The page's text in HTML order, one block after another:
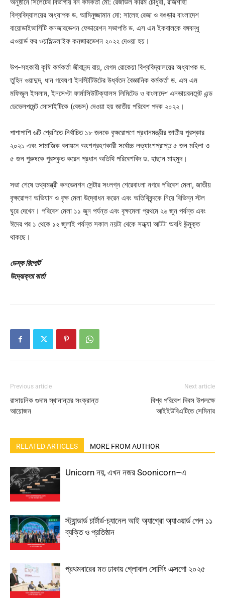
অনুষ্ঠানে সিলেটের বিভাগীয় বন কর্মকর্তা মো: রেজাউল করিম চৌধুরী, রাজশাহী
বিশ্ববিদ্যালয়ের অধ্যাপক ড. আমিনুজ্জামান মো: সালেহ রেজা ও বগুড়ার বাংলাদেশ
বায়োডাইভার্সিটি কনজারভেশন ফেডারেশন সভাপতি ড. এস এম ইকবালকে বঙ্গবন্ধু
এওয়ার্ড ফর ওয়াইল্ডলাইফ কনজারভেশন ২০২২ দেওয়া হয়।
উপ-সহকারী কৃষি কর্মকর্তা জীবানন্দ রায়, বেগম রোকেয়া বিশ্ববিদ্যালয়ের অধ্যাপক ড.
তুহিন ওয়াদুদ, ধান গবেষণা ইনস্টিটিউটের উর্ধ্বতন বৈজ্ঞানিক কর্মকর্তা ড. এস এম
মফিজুল ইসলাম, ইনসেপ্টা ফার্মাসিউটিক্যালস লিমিটেড ও বাংলাদেশ এনভায়রনমেন্ট এন্ড
ডেভেলপমেন্ট সোসাইটিকে (বেডস) দেওয়া হয় জাতীয় পরিবেশ পদক ২০২২।
পাশাপাশি ৬টি শ্রেণিতে নির্বাচিত ১৮ জনকে বৃক্ষরোপণে প্রধানমন্ত্রীর জাতীয় পুরস্কার
২০২১ এবং সামাজিক বনায়নে অংশগ্রহণকারী সর্বোচ্চ লভ্যাংশপ্রাপ্ত ৫ জন মহিলা ও
৫ জন পুরুষকে পুরস্কৃত করেন প্রধান অতিথি পরিবেশবিদ ড. হাছান মাহমুদ।
সভা শেষে তথ্যমন্ত্রী কনভেনশন সেন্টার সংলগ্ন শেরেবাংলা নগরে পরিবেশ মেলা, জাতীয়
বৃক্ষরোপণ অভিযান ও বৃক্ষ মেলা উদ্বোধন করেন এবং অতিথিবৃন্দকে নিয়ে বিভিন্ন স্টল
ঘুরে দেখেন। পরিবেশ মেলা ১১ জুন পর্যন্ত এবং বৃক্ষমেলা প্রথমে ২৬ জুন পর্যন্ত এবং
ঈদের পর ১ থেকে ১২ জুলাই পর্যন্ত সকাল নয়টা থেকে সন্ধ্যা আটটা অবধি উন্মুক্ত
থাকছে।
ডেস্ক রিপোর্ট
উদ্যোক্তা বার্তা
Previous article
রাসায়নিক গুদাম স্থানান্তর সংক্রান্ত
আয়োজন
Next article
বিশ্ব পরিবেশ দিবস উপলক্ষে
আইইউবিএটিতে সেমিনার
RELATED ARTICLES MORE FROM AUTHOR
Unicorn নয়, এখন নজর Soonicorn–এ
স্ট্যান্ডার্ড চার্টার্ড-চ্যানেল আই অ্যাগ্রো অ্যাওয়ার্ড পেল ১১
ব্যক্তি ও প্রতিষ্ঠান
প্রথমবারের মত ঢাকায় গ্লোবাল সোর্সিং এক্সপো ২০২৫